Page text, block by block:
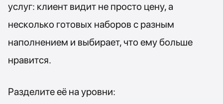
услуг: клиент видит не просто цену, а
несколько готовых наборов с разным
наполнением и выбирает, что ему больше
нравится.
Разделите её на уровни: